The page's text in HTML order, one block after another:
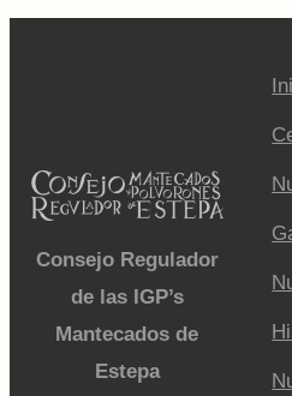
Consejo Regulador
de las IGP’s
Mantecados de
Estepa